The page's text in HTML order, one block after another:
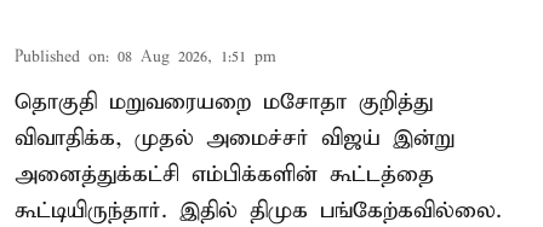
Published on: 08 Aug 2026, 1:51 pm
தொகுதி மறுவரையறை மசோதா குறித்து
விவாதிக்க, முதல் அமைச்சர் விஜய் இன்று
அனைத்துக்கட்சி எம்பிக்களின் கூட்டத்தை
கூட்டியிருந்தார். இதில் திமுக பங்கேற்கவில்லை.